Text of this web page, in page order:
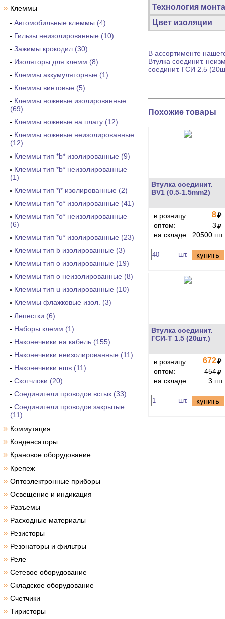
» Клеммы
Автомобильные клеммы (4)
Гильзы неизолированные (10)
Зажимы крокодил (30)
Изоляторы для клемм (8)
Клеммы аккумуляторные (1)
Клеммы винтовые (5)
Клеммы ножевые изолированные
(69)
Клеммы ножевые на плату (12)
Клеммы ножевые неизолированные
(12)
Клеммы тип *b* изолированные (9)
Клеммы тип *b* неизолированные
(1)
Клеммы тип *i* изолированные (2)
Клеммы тип *o* изолированные (41)
Клеммы тип *o* неизолированные
(6)
Клеммы тип *u* изолированные (23)
Клеммы тип b изолированные (3)
Клеммы тип o изолированные (19)
Клеммы тип o неизолированные (8)
Клеммы тип u изолированные (10)
Клеммы флажковые изол. (3)
Лепестки (6)
Наборы клемм (1)
Наконечники на кабель (155)
Наконечники неизолированные (11)
Наконечники ншв (11)
Скотчлоки (20)
Соединители проводов встык (33)
Соединители проводов закрытые
(11)
» Коммутация
» Конденсаторы
» Крановое оборудование
» Крепеж
» Оптоэлектронные приборы
» Освещение и индикация
» Разъемы
» Расходные материалы
» Резисторы
» Резонаторы и фильтры
» Реле
» Сетевое оборудование
» Складское оборудование
» Счетчики
» Тиристоры
Технология
Цвет изоляции
В ассортименте
Втулка соединит.
соединит. ГСИ 2.5
Похожие товары
Втулка соединит.
BV1 (0.5-1.5mm2)
в розницу: 8₽
оптом:
3₽
на складе:
20500 шт.
шт. купить
Втулка соединит.
ГСИ-Т 1.5 (20шт.)
в розницу: 672₽
оптом:
454₽
на складе:
3 шт.
шт. купить